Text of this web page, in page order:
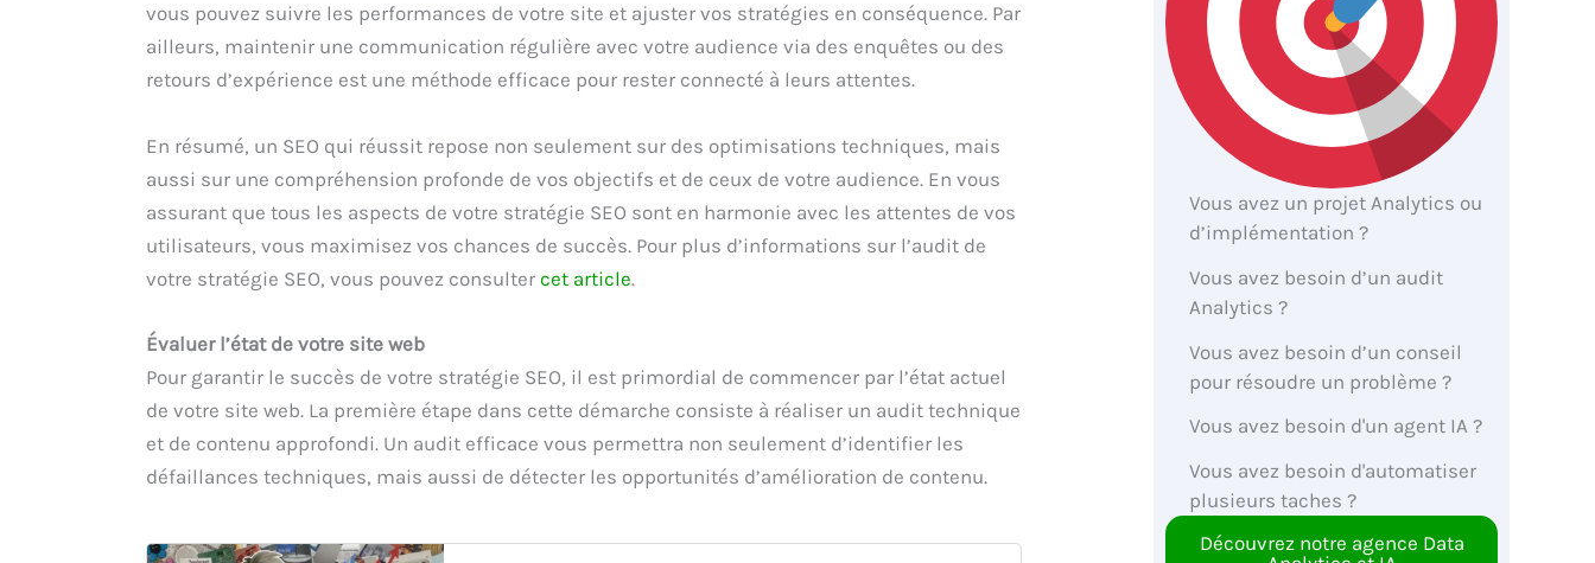
vous pouvez suivre les performances de votre site et ajuster vos stratégies en conséquence. Par
ailleurs, maintenir une communication régulière avec votre audience via des enquêtes ou des
retours d’expérience est une méthode efficace pour rester connecté à leurs attentes.
En résumé, un SEO qui réussit repose non seulement sur des optimisations techniques, mais
aussi sur une compréhension profonde de vos objectifs et de ceux de votre audience. En vous
assurant que tous les aspects de votre stratégie SEO sont en harmonie avec les attentes de vos
utilisateurs, vous maximisez vos chances de succès. Pour plus d’informations sur l’audit de
votre stratégie SEO, vous pouvez consulter cet article.
Évaluer l’état de votre site web
Pour garantir le succès de votre stratégie SEO, il est primordial de commencer par l’état actuel
de votre site web. La première étape dans cette démarche consiste à réaliser un audit technique
et de contenu approfondi. Un audit efficace vous permettra non seulement d’identifier les
défaillances techniques, mais aussi de détecter les opportunités d’amélioration de contenu.
Vous avez un projet Analytics ou
d’implémentation ?
Vous avez besoin d’un audit
Analytics ?
Vous avez besoin d’un conseil
pour résoudre un problème ?
Vous avez besoin d'un agent IA ?
Vous avez besoin d'automatiser
plusieurs taches ?
Découvrez notre agence Data